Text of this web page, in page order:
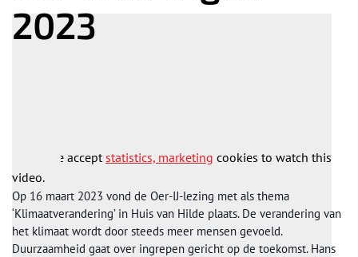
2023
Please acceptstatistics, marketing cookies to watch this
video.
Op 16 maart 2023 vond de Oer-IJ-lezing met als thema
‘Klimaatverandering’ in Huis van Hilde plaats. De verandering van
het klimaat wordt door steeds meer mensen gevoeld.
Duurzaamheid gaat over ingrepen gericht op de toekomst. Hans